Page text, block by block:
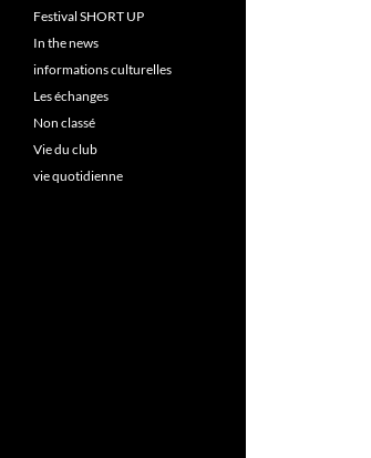
Festival SHORT UP
In the news
informations culturelles
Les échanges
Non classé
Vie du club
vie quotidienne